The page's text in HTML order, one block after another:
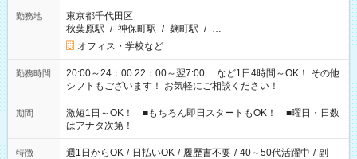
勤務地
東京都千代田区
秋葉原駅 / 神保町駅 / 麹町駅 / …
オフィス・学校など
勤務時間
20:00～24：00 22：00～翌7:00 …など1日4時間～OK！ その他
シフトもございます！ お気軽にご相談ください！
期間
激短1日～OK！ ■もちろん即日スタートもOK！ ■曜日・日数
はアナタ次第！
特徴 週1日からOK / 日払いOK / 履歴書不要 / 40～50代活躍中 / 副